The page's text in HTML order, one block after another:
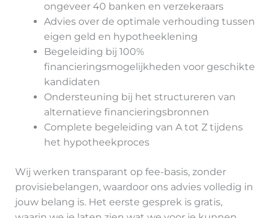
ongeveer 40 banken en verzekeraars
Advies over de optimale verhouding tussen
eigen geld en hypotheeklening
Begeleiding bij 100%
financieringsmogelijkheden voor geschikte
kandidaten
Ondersteuning bij het structureren van
alternatieve financieringsbronnen
Complete begeleiding van A tot Z tijdens
het hypotheekproces
Wij werken transparant op fee-basis, zonder
provisiebelangen, waardoor ons advies volledig in
jouw belang is. Het eerste gesprek is gratis,